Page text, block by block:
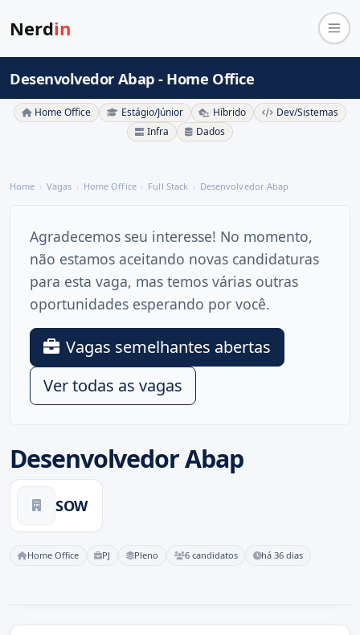
Nerdin
Desenvolvedor Abap - Home Office
Home Office Estágio/Júnior Híbrido
Dev/Sistemas
Infra
Dados
Home Vagas Home Office Full Stack Desenvolvedor Abap
Desenvolvedor Abap
SOW
Home Office PJ Pleno 6 candidatos há 36 dias
Agradecemos seu interesse! No momento,
não estamos aceitando novas candidaturas
para esta vaga, mas temos várias outras
oportunidades esperando por você.
Vagas semelhantes abertas
Ver todas as vagas